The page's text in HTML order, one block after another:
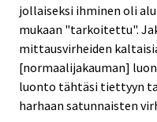
jollaiseksi ihminen oli
mukaan "tarkoitettu".
mittausvirheiden
[normaalijakauman]
luonto tähtäsi tiettyyn
harhaan satunnaisten